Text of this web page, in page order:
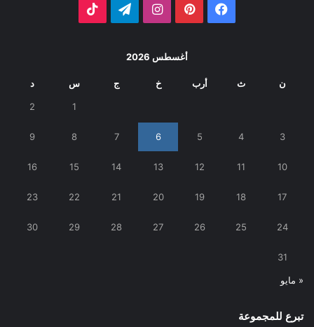
فيسبوك بينتيريستانستقرامتيلقرام
أغسطس 2026
ن ث أرب خ ج س د
1
2
3
4
5
6
7
8
9
10
11
12
13
14
15
16
17
18
19
20
21
22
23
24
25
26
27
28
29
30
31
« مايو
تبرع للمجموعة